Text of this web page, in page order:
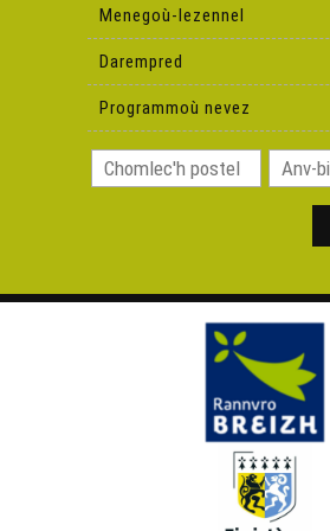
(Deiziataer Brezhoweb)
Glepachoù an deiziataer 2022
Petra 'zo nevez e brezhoneg e
(Deiziataer Brezhoweb)
Petra 'zo nevez e brezhoneg e
Petra 'zo nevez e brezhoneg
Petra 'zo nevez e brezhoneg e
Petra 'zo nevez e brezhoneg
Menegoù-lezennel
Darempred
Programmoù nevez